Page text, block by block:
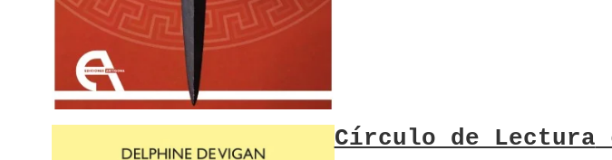
Círculo de Lectura